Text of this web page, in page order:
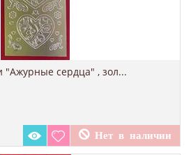
"Ажурные сердца" , зол...